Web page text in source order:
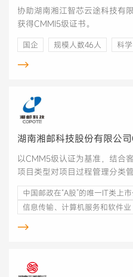
协助湖南湘江智芯云途科技有
获得CMMI5级证书。
国企 规模人数46人 科
→
湖南湘邮科技股份有限公
以CMM5级认证为基准，结合
项目类型对项目过程管理分类
中，对已有制度、组织架构、
优化的项目管理体系，并最终
中国邮政在“A股”的唯一IT类上
信息传输、计算机服务和软件业
→